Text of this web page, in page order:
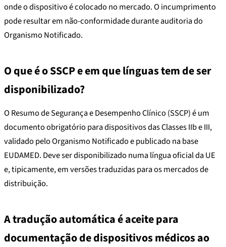
onde o dispositivo é colocado no mercado. O incumprimento
pode resultar em não-conformidade durante auditoria do
Organismo Notificado.
O que é o SSCP e em que línguas tem de ser
disponibilizado?
O Resumo de Segurança e Desempenho Clínico (SSCP) é um
documento obrigatório para dispositivos das Classes IIb e III,
validado pelo Organismo Notificado e publicado na base
EUDAMED. Deve ser disponibilizado numa língua oficial da UE
e, tipicamente, em versões traduzidas para os mercados de
distribuição.
A tradução automática é aceite para
documentação de dispositivos médicos ao